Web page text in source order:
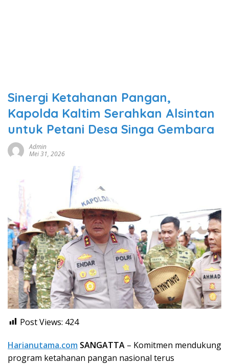
Sinergi Ketahanan Pangan,
Kapolda Kaltim Serahkan Alsintan
untuk Petani Desa Singa Gembara
Admin
Mei 31, 2026
Post Views: 424
Harianutama.com SANGATTA – Komitmen mendukung
program ketahanan pangan nasional terus